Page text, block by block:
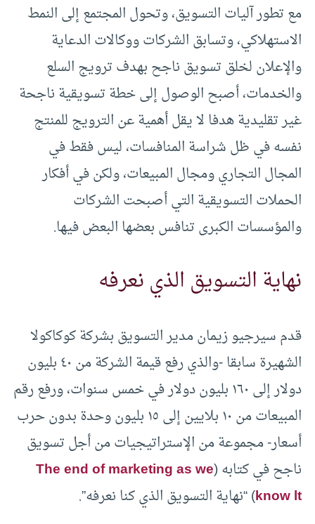
مع تطور آليات التسويق، وتحول المجتمع إلى النمط
الاستهلاكي، وتسابق الشركات ووكالات الدعاية
والإعلان لخلق تسويق ناجح بهدف ترويج السلع
والخدمات، أصبح الوصول إلى خطة تسويقية ناجحة
غير تقليدية هدفا لا يقل أهمية عن الترويج للمنتج
نفسه في ظل شراسة المنافسات، ليس فقط في
المجال التجاري ومجال المبيعات، ولكن في أفكار
الحملات التسويقية التي أصبحت الشركات
والمؤسسات الكبرى تنافس بعضها البعض فيها.
نهاية التسويق الذي نعرفه
قدم سيرجيو زيمان مدير التسويق بشركة كوكاكولا
الشهيرة سابقا -والذي رفع قيمة الشركة من ٤٠ بليون
دولار إلى ١٦٠ بليون دولار في خمس سنوات، ورفع رقم
المبيعات من ١٠ بلايين إلى ١٥ بليون وحدة بدون حرب
أسعار- مجموعة من الإستراتيجيات من أجل تسويق
ناجح في كتابه (The end of marketing as we
know lt) “نهاية التسويق الذي كنا نعرفه”.